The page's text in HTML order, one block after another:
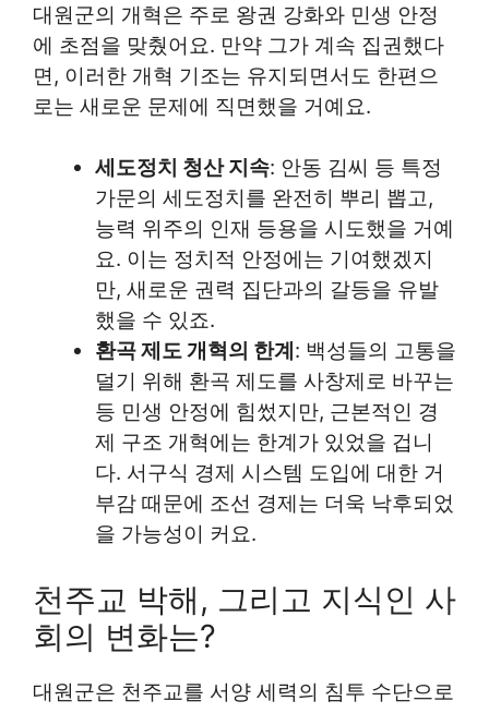
대원군의 개혁은 주로 왕권 강화와 민생 안정
에 초점을 맞췄어요. 만약 그가 계속 집권했다
면, 이러한 개혁 기조는 유지되면서도 한편으
로는 새로운 문제에 직면했을 거예요.
세도정치 청산 지속: 안동 김씨 등 특정
가문의 세도정치를 완전히 뿌리 뽑고,
능력 위주의 인재 등용을 시도했을 거예
요. 이는 정치적 안정에는 기여했겠지
만, 새로운 권력 집단과의 갈등을 유발
했을 수 있죠.
환곡 제도 개혁의 한계 : 백성들의 고통을
덜기 위해 환곡 제도를 사창제로 바꾸는
등 민생 안정에 힘썼지만, 근본적인 경
제 구조 개혁에는 한계가 있었을 겁니
다. 서구식 경제 시스템 도입에 대한 거
부감 때문에 조선 경제는 더욱 낙후되었
을 가능성이 커요.
천주교 박해, 그리고 지식인 사
회의 변화는?
대원군은 천주교를 서양 세력의 침투 수단으로